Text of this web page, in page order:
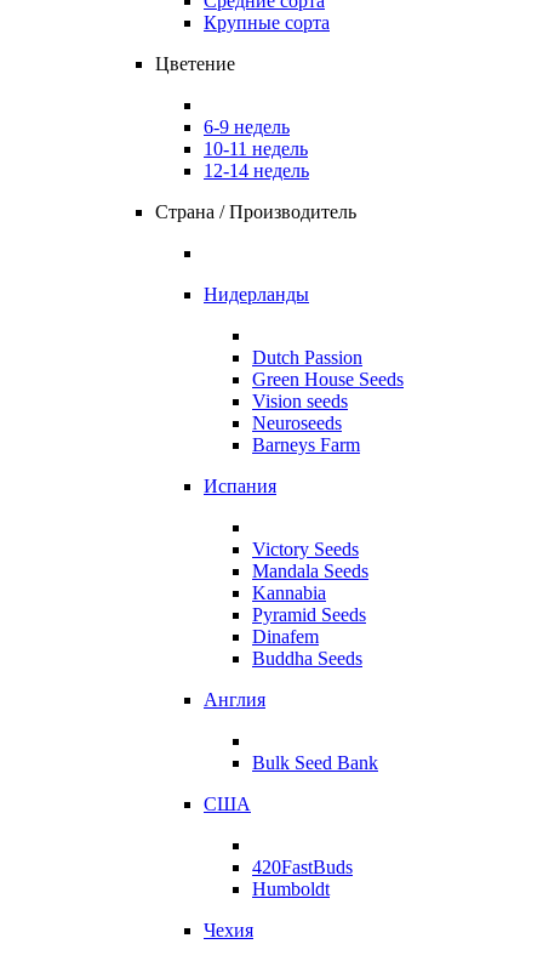
Крупные сорта
Цветение
6-9 недель
10-11 недель
12-14 недель
Страна / Производитель
Нидерланды
Dutch Passion
Green House Seeds
Vision seeds
Neuroseeds
Barneys Farm
Испания
Victory Seeds
Mandala Seeds
Kannabia
Pyramid Seeds
Dinafem
Buddha Seeds
Англия
Bulk Seed Bank
США
420FastBuds
Humboldt
Чехия